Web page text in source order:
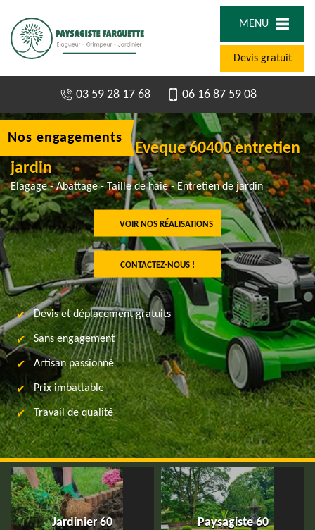
MENU
Devis gratuit
03 59 28 17 68 06 16 87 59 08
Jardinier à Pont L Eveque 60400 entretien
jardin
Elagage - Abattage - Taille de haie - Entretien de jardin
VOIR NOS RÉALISATIONS
CONTACTEZ-NOUS !
Nos engagements
Devis et déplacement gratuits
Sans engagement
Artisan passionné
Prix imbattable
Travail de qualité
Jardinier 60 Paysagiste 60